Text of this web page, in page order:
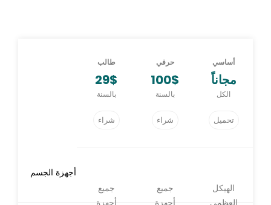
أجهزة الجسم
أساسي
مجاناً
الكل
تحميل
الهيكل
العظمي
حرفي
100$
بالسنة
شراء
جميع
أجهزة
طالب
29$
بالسنة
شراء
جميع
أجهزة